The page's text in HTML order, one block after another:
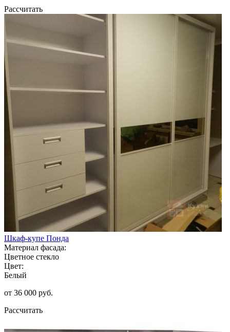
Рассчитать
Шкаф-купе Понда
Материал фасада:
Цветное стекло
Цвет:
Белый
от 36 000 руб.
Рассчитать